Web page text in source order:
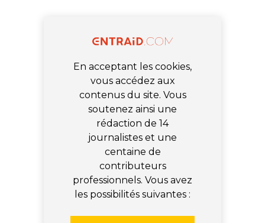
En acceptant les cookies,
vous accédez aux
contenus du site. Vous
soutenez ainsi une
rédaction de 14
journalistes et une
centaine de
contributeurs
professionnels. Vous avez
les possibilités suivantes :